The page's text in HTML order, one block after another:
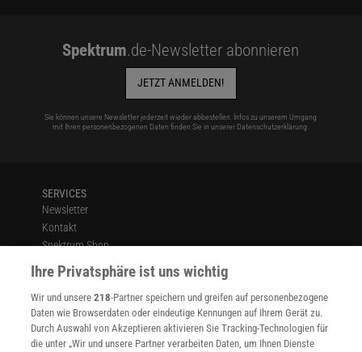
Spektrum.de-Newsletter abonnieren
JETZT ANMELDEN!
Sie können unsere Newsletter jederzeit wieder abbestellen. Infos zu unserem Umgang
mit Ihren personenbezogenen Daten finden Sie in unserer Datenschutzerklärung.
SERVICES
Newsletter
Kontakt
Spektrum Shop
Im Handel kaufen
Presse
Verträge kündigen
INFO
Mediadaten
Ihre Privatsphäre ist uns wichtig
Wir und unsere218-Partner speichern und greifen auf personenbezogene
Daten wie Browserdaten oder eindeutige Kennungen auf Ihrem Gerät zu.
Durch Auswahl von Akzeptieren aktivieren Sie Tracking-Technologien für
die unter „Wir und unsere Partner verarbeiten Daten, um Ihnen Dienste